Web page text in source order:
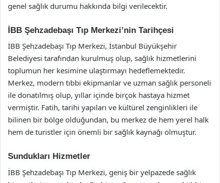
genel sağlık durumu hakkında bilgi verilecektir.
İBB Şehzadebaşı Tıp Merkezi’nin Tarihçesi
İBB Şehzadebaşı Tıp Merkezi, İstanbul Büyükşehir
Belediyesi tarafından kurulmuş olup, sağlık hizmetlerini
toplumun her kesimine ulaştırmayı hedeflemektedir.
Merkez, modern tıbbi ekipmanlar ve uzman sağlık personeli
ile donatılmış olup, yıllar içinde birçok hastaya hizmet
vermiştir. Fatih, tarihi yapıları ve kültürel zenginlikleri ile
bilinen bir bölge olduğundan, bu merkez de hem yerel halk
hem de turistler için önemli bir sağlık kaynağı olmuştur.
Sundukları Hizmetler
İBB Şehzadebaşı Tıp Merkezi, geniş bir yelpazede sağlık